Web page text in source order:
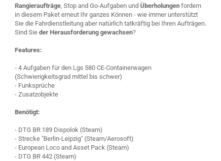
Rangieraufträge, Stop and Go-Aufgaben und Überholungen fordern
in diesem Paket erneut Ihr ganzes Können - wie immer unterstützt
Sie die Fahrdienstleitung aber natürlich tatkräftig bei Ihren Aufträgen.
Sind Sie der Herausforderung gewachsen?
Features:
- 4 Aufgaben für den Lgs 580 CE-Containerwagen
(Schwierigkeitsgrad mittel bis schwer)
- Funksprüche
- Zusatzobjekte
Benötigt:
- DTG BR 189 Dispolok (Steam)
- Strecke "Berlin-Leipzig" (Steam/Aerosoft)
- European Loco and Asset Pack (Steam)
- DTG BR 442 (Steam)